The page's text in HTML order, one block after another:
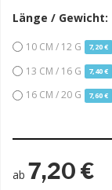
Länge / Gewicht:
10 CM / 12 G 7,20 €
13 CM / 16 G 7,40 €
16 CM / 20 G 7,60 €
ab 7,20 €